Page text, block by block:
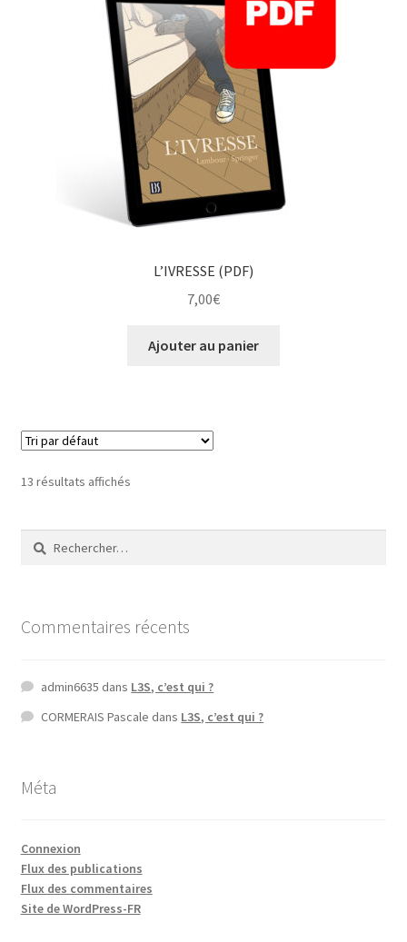
L’IVRESSE (PDF)
7,00€
Ajouter au panier
13 résultats affichés
Rechercher :
Commentaires récents
admin6635 dans L3S, c’est qui ?
CORMERAIS Pascale dans L3S, c’est qui ?
Méta
Connexion
Flux des publications
Flux des commentaires
Site de WordPress-FR